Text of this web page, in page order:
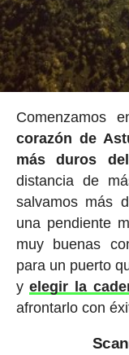
Comenzamos
corazón de
más duros
distancia de
salvamos más
una pendiente
muy buenas
para un puerto
yelegir la
afrontarlo con